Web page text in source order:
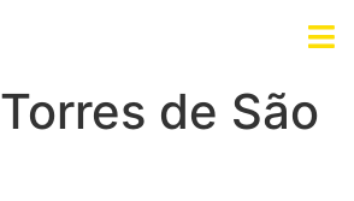
Torres de São